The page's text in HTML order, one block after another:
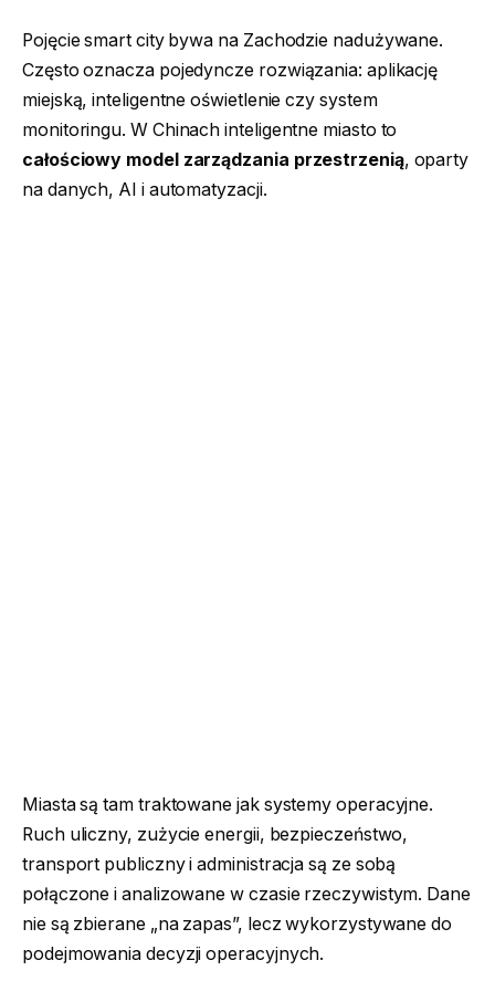
Pojęcie smart city bywa na Zachodzie nadużywane.
Często oznacza pojedyncze rozwiązania: aplikację
miejską, inteligentne oświetlenie czy system
monitoringu. W Chinach inteligentne miasto to
całościowy model zarządzania przestrzenią, oparty
na danych, AI i automatyzacji.
Miasta są tam traktowane jak systemy operacyjne.
Ruch uliczny, zużycie energii, bezpieczeństwo,
transport publiczny i administracja są ze sobą
połączone i analizowane w czasie rzeczywistym. Dane
nie są zbierane „na zapas”, lecz wykorzystywane do
podejmowania decyzji operacyjnych.